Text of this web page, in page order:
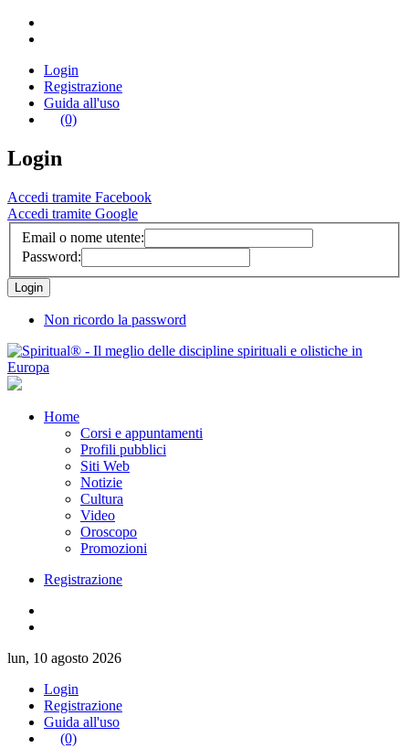
Login
Registrazione
Guida all'uso
(0)
Login
Accedi tramite Facebook
Accedi tramite Google
Email o nome utente:
Password:
Non ricordo la password
Home
Corsi e appuntamenti
Profili pubblici
Siti Web
Notizie
Cultura
Video
Oroscopo
Promozioni
Registrazione
lun, 10 agosto 2026
Login
Registrazione
Guida all'uso
(0)